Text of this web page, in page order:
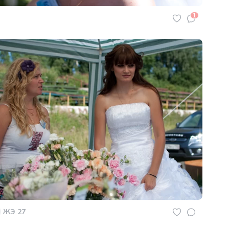
1
ЖЭ 27